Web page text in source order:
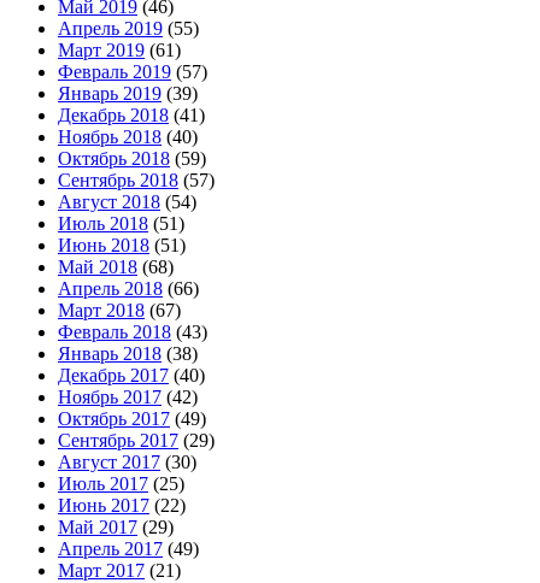
Май 2019 (46)
Апрель 2019 (55)
Март 2019 (61)
Февраль 2019 (57)
Январь 2019 (39)
Декабрь 2018 (41)
Ноябрь 2018 (40)
Октябрь 2018 (59)
Сентябрь 2018 (57)
Август 2018 (54)
Июль 2018 (51)
Июнь 2018 (51)
Май 2018 (68)
Апрель 2018 (66)
Март 2018 (67)
Февраль 2018 (43)
Январь 2018 (38)
Декабрь 2017 (40)
Ноябрь 2017 (42)
Октябрь 2017 (49)
Сентябрь 2017 (29)
Август 2017 (30)
Июль 2017 (25)
Июнь 2017 (22)
Май 2017 (29)
Апрель 2017 (49)
Март 2017 (21)